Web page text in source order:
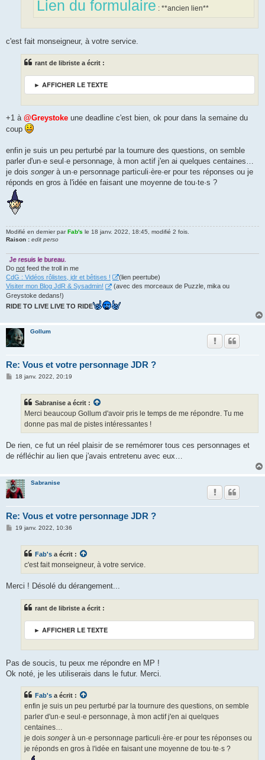
Lien du formulaire : **ancien lien**
c'est fait monseigneur, à votre service.
rant de libriste a écrit :
► AFFICHER LE TEXTE
+1 à @Greystoke une deadline c'est bien, ok pour dans la semaine du
coup
enfin je suis un peu perturbé par la tournure des questions, on semble
parler d'un·e seul·e personnage, à mon actif j'en ai quelques centaines…
je dois songerà un·e personnage particuli·ère·er pour tes réponses ou je
réponds en gros à l'idée en faisant une moyenne de tou·te·s ?
Modifié en dernier parFab's le 18 janv. 2022, 18:45, modifié 2 fois.
Raison : edit perso
Je resuis le bureau.
Do not feed the troll in me
CdG : Vidéos rôlistes, jdr et bêtises !
(lien peertube)
Visiter mon Blog JdR & Sysadmin!
(avec des morceaux de Puzzle, mika ou
Greystoke dedans!)
RIDE TO LIVE LIVE TO RIDE
Gollum
Re: Vous et votre personnage JDR ?
M18 janv. 2022, 20:19
Sabranise a écrit :
Merci beaucoup Gollum d'avoir pris le temps de me répondre. Tu me
donne pas mal de pistes intéressantes !
De rien, ce fut un réel plaisir de se remémorer tous ces personnages et
de réfléchir au lien que j'avais entretenu avec eux…
Sabranise
Re: Vous et votre personnage JDR ?
M19 janv. 2022, 10:36
Fab's a écrit :
c'est fait monseigneur, à votre service.
Merci ! Désolé du dérangement...
rant de libriste a écrit :
► AFFICHER LE TEXTE
Pas de soucis, tu peux me répondre en MP !
Ok noté, je les utiliserais dans le futur. Merci.
Fab's a écrit :
enfin je suis un peu perturbé par la tournure des questions, on semble
parler d'un·e seul·e personnage, à mon actif j'en ai quelques
centaines…
je dois songerà un·e personnage particuli·ère·er pour tes réponses ou
je réponds en gros à l'idée en faisant une moyenne de tou·te·s ?